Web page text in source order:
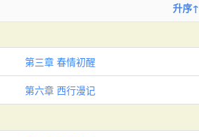
升序↑
第三章 春情初醒
第六章 西行漫记